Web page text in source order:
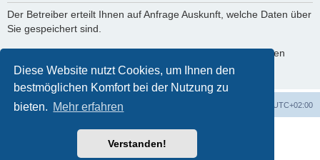
Diese Website nutzt Cookies, um Ihnen den
bestmöglichen Komfort bei der Nutzung zu
bieten. Mehr erfahren
Verstanden!
Der Betreiber erteilt Ihnen auf Anfrage Auskunft, welche Daten über
Sie gespeichert sind.
Sie können jederzeit die Löschung bzw. Sperrung Ihrer Daten
verlangen. Kontaktieren Sie hierzu bitte den Betreiber.
Startseite Foren-Übersicht UTC+02:00
Powered byphpBB® Forum Software © phpBB Limited
Deutsche Übersetzung durch
phpBB Events Calendar